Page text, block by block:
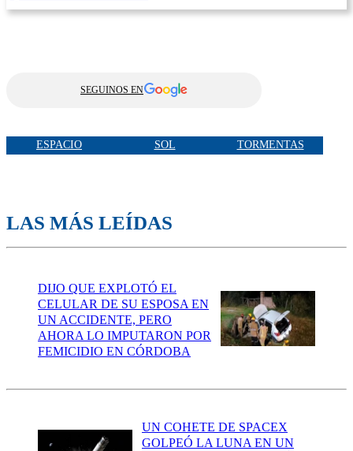
SEGUINOS EN
ESPACIO SOL TORMENTAS
LAS MÁS LEÍDAS
DIJO QUE EXPLOTÓ EL
CELULAR DE SU ESPOSA EN
UN ACCIDENTE, PERO
AHORA LO IMPUTARON POR
FEMICIDIO EN CÓRDOBA
UN COHETE DE SPACEX
GOLPEÓ LA LUNA EN UN